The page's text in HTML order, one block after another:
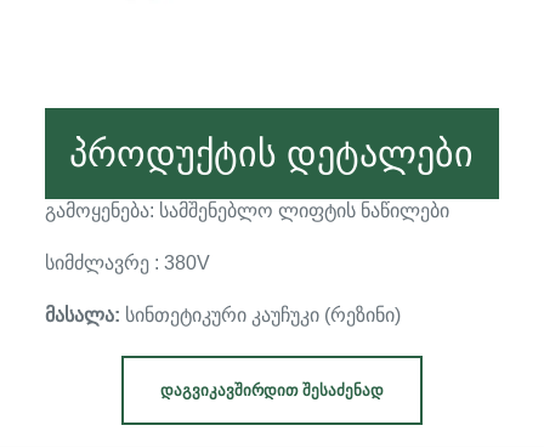
პროდუქტის დეტალები
გამოყენება: სამშენებლო ლიფტის ნაწილები
სიმძლავრე : 380V
მასალა: სინთეტიკური კაუჩუკი (რეზინი)
ᲓᲐᲒᲕᲘᲙᲐᲕᲨᲘᲠᲓᲘᲗ ᲨᲔᲡᲐᲫᲔᲜᲐᲓ